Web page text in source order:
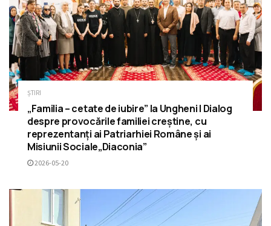
ȘTIRI
„Familia – cetate de iubire” la Ungheni | Dialog
despre provocările familiei creștine, cu
reprezentanți ai Patriarhiei Române și ai
Misiunii Sociale„Diaconia”
2026-05-20